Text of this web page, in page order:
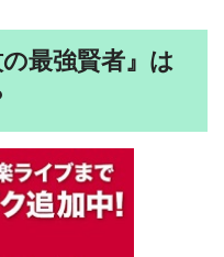
最強賢者』は